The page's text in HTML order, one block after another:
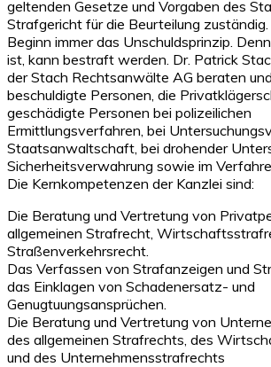
geltenden Gesetze und Vorgaben des
Strafgericht für die Beurteilung
Beginn immer das Unschuldsprinzip.
ist, kann bestraft werden. Dr. Patrick
der Stach Rechtsanwälte AG beraten
beschuldigte Personen, die
geschädigte Personen bei polizeilichen
Ermittlungsverfahren, bei
Staatsanwaltschaft, bei drohender
Sicherheitsverwahrung sowie im
Die Kernkompetenzen der Kanzlei sind:
Die Beratung und Vertretung von
allgemeinen Strafrecht,
Straßenverkehrsrecht.
Das Verfassen von Strafanzeigen und
das Einklagen von Schadenersatz- und
Genugtuungsansprüchen.
Die Beratung und Vertretung von
des allgemeinen Strafrechts, des
und des Unternehmensstrafrechts